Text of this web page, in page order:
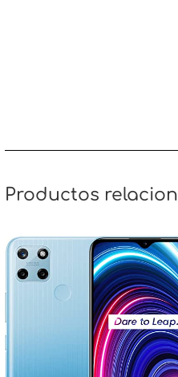
Productos